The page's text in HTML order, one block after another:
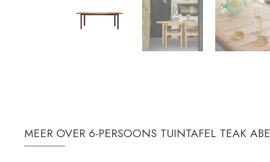
MEER OVER 6-PERSOONS TUINTAFEL TEAK ABE